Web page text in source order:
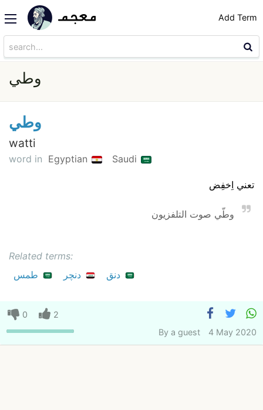
Add Term
وطي
وطي
watti
word in Egyptian Saudi
تعني اِخفِض
وطّي صوت التلفزيون
Related terms:
طمس
دنچر دنق
0
2
By a guest 4 May 2020